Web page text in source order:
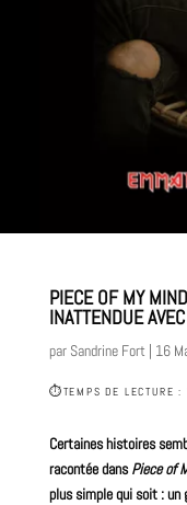
PIECE OF MY
INATTENDUE
par Sandrine Fort | 16
⏱TEMPS DE LECTURE :
Certaines histoires
racontée dansPiece of
plus simple qui soit : un